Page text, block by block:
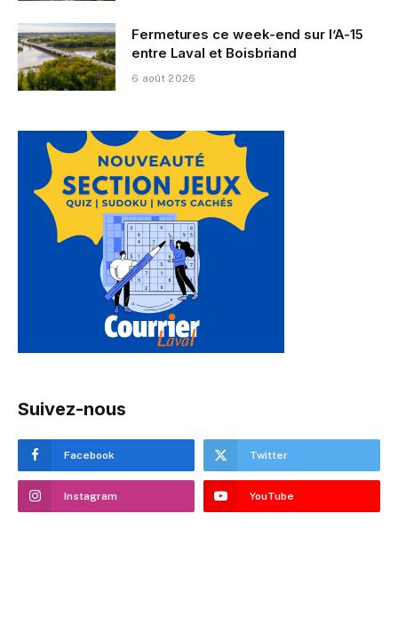
Fermetures ce week-end sur l’A-15
entre Laval et Boisbriand
6 août 2026
Suivez-nous
Facebook Twitter
Instagram YouTube